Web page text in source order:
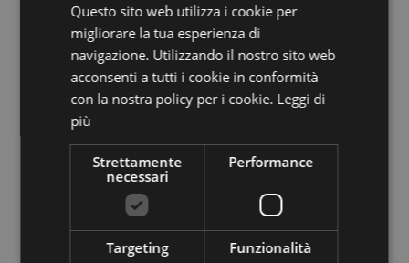
Costalissoio si trova ai piedi del monte Zovo, a
un'altitudine maggiore rispetto a Santo Stefano e
gode di un panorama invidiabile su gran parte
della valle. La chiesa della SS. Trinità risale al XV
secolo, mentre il campanile fu realizzato nel
chiesa dedicata ai santi Lorenzo e Osvaldo del
Questo sito web utilizza i cookie per
migliorare la tua esperienza di
navigazione. Utilizzando il nostro sito web
acconsenti a tutti i cookie in conformità
con la nostra policy per i cookie. Leggi di
più
Strettamente
necessari
Performance
Targeting Funzionalità